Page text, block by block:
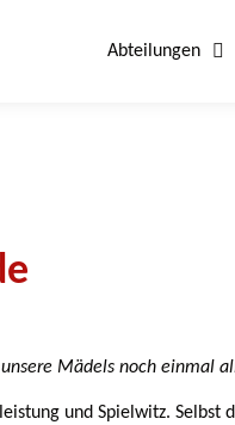
Abteilungen
Mädels noch einmal
und Spielwitz.